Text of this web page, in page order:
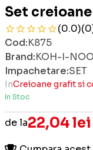
Set creioane
(0.0)
Cod:K875
Brand:KOH-I-
Impachetare:SET
InCreioane grafit si
In Stoc
de la22,04 lei